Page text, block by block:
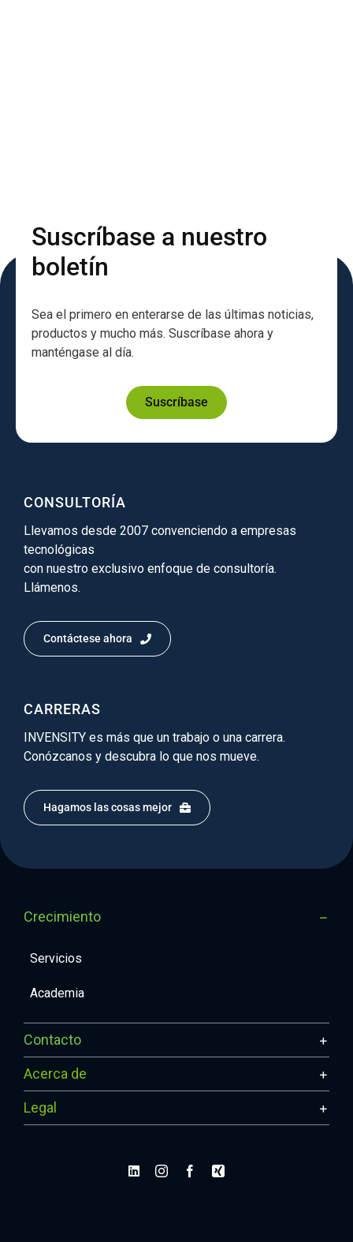
Suscríbase a nuestro
boletín
Sea el primero en enterarse de las últimas noticias,
productos y mucho más. Suscríbase ahora y
manténgase al día.
Suscríbase
CONSULTORÍA
Llevamos desde 2007 convenciendo a empresas
tecnológicas
con nuestro exclusivo enfoque de consultoría.
Llámenos.
Contáctese ahora
CARRERAS
INVENSITY es más que un trabajo o una carrera.
Conózcanos y descubra lo que nos mueve.
Hagamos las cosas mejor
Crecimiento
Servicios
Academia
Contacto
Acerca de
Legal